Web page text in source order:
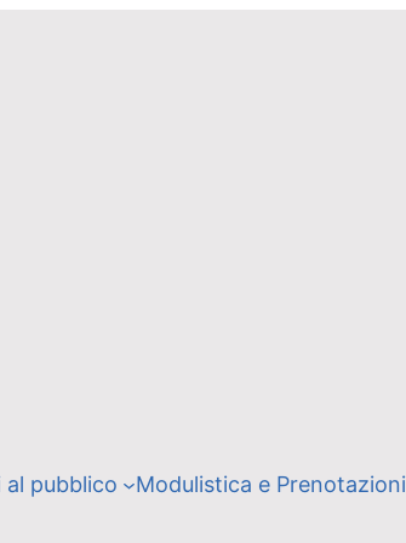
al pubblico Modulistica e Prenotazioni